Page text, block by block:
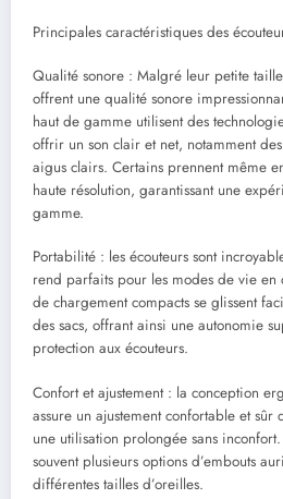
Principales caractéristiques des
Qualité sonore : Malgré leur petite
offrent une qualité sonore
haut de gamme utilisent des
offrir un son clair et net, notamment
aigus clairs. Certains prennent même
haute résolution, garantissant une
gamme.
Portabilité : les écouteurs sont
rend parfaits pour les modes de vie en
de chargement compacts se glissent
des sacs, offrant ainsi une autonomie
protection aux écouteurs.
Confort et ajustement : la conception
assure un ajustement confortable et sûr
une utilisation prolongée sans
souvent plusieurs options d’embouts
différentes tailles d’oreilles.